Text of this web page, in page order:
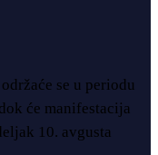
se u periodu
će manifestacija
10. avgusta